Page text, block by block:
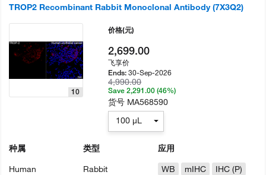
TROP2 Recombinant Rabbit Monoclonal Antibody (7X3Q2)
10
种属
Human
类型
Rabbit
应用
WB
mIHC
IHC (P)
价格(元)
2,699.00
飞享价
Ends:30-Sep-2026
4,990.00
Save 2,291.00 (46%)
货号 MA568590
100 µL